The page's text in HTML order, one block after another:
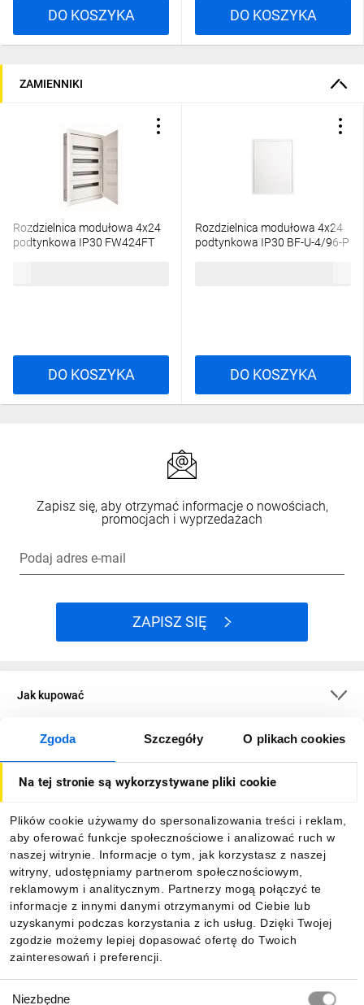
Zgoda Szczegóły O plikach cookies
Na tej stronie są wykorzystywane pliki cookie
Plików cookie używamy do spersonalizowania treści i reklam,
aby oferować funkcje społecznościowe i analizować ruch w
naszej witrynie. Informacje o tym, jak korzystasz z naszej
witryny, udostępniamy partnerom społecznościowym,
reklamowym i analitycznym. Partnerzy mogą połączyć te
informacje z innymi danymi otrzymanymi od Ciebie lub
uzyskanymi podczas korzystania z ich usług. Dzięki Twojej
zgodzie możemy lepiej dopasować ofertę do Twoich
zainteresowań i preferencji.
Niezbędne
DO KOSZYKA DO KOSZYKA
ZAMIENNIKI
Rozdzielnica modułowa 4x24
podtynkowa IP30 FW424FT
DO KOSZYKA
Rozdzielnica modułowa 4x24
podtynkowa IP30 BF-U-4/96-P
DO KOSZYKA
Zapisz się, aby otrzymać informacje o nowościach,
promocjach i wyprzedażach
Podaj adres e-mail
ZAPISZ SIĘ
Jak kupować
O firmie
Informacje
Pobierz naszą aplikację mobilną: